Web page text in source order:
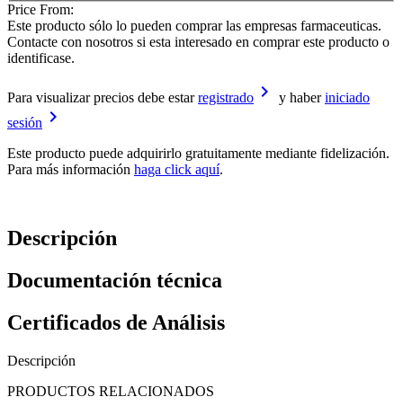
Price From:
Este producto sólo lo pueden comprar las empresas farmaceuticas.
Contacte con nosotros si esta interesado en comprar este producto o
identificase.
Para visualizar precios debe estarregistrado keyboard_arrow_right y haberiniciado
sesión keyboard_arrow_right
Este producto puede adquirirlo gratuitamente mediante fidelización.
Para más información haga click aquí.
Descripción
Documentación técnica
Certificados de Análisis
Descripción
PRODUCTOS RELACIONADOS